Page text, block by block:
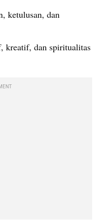
ketulusan, dan
kreatif, dan spiritualitas